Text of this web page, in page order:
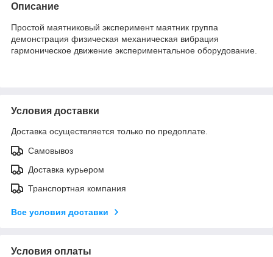
Описание
Простой маятниковый эксперимент маятник группа
демонстрация физическая механическая вибрация
гармоническое движение экспериментальное оборудование.
Условия доставки
Доставка осуществляется только по предоплате.
Самовывоз
Доставка курьером
Транспортная компания
Все условия доставки
Условия оплаты